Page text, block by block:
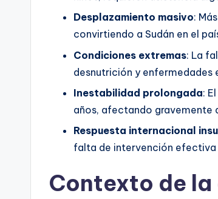
Desplazamiento masivo:
convirtiendo a Sudán en el
Condiciones extremas: La
desnutrición y enfermedades
Inestabilidad prolongada:
años, afectando gravemente
Respuesta internacional
falta de intervención efectiva
Contexto de la